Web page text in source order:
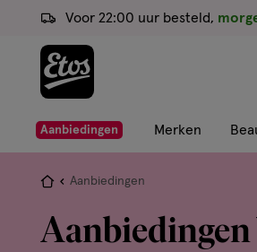
ga
de
hoofd
ga
naar
de
ga
naar
Voor 22:00 uur besteld,
Aanbiedingen Merken
Je
hier:
Aanbiedingen